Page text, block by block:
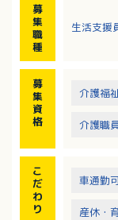
※管理者
募
集
職
種
生活支援
募
集
資
格
介護福
介護職
こ
だ
わ
り
車通勤
産休・